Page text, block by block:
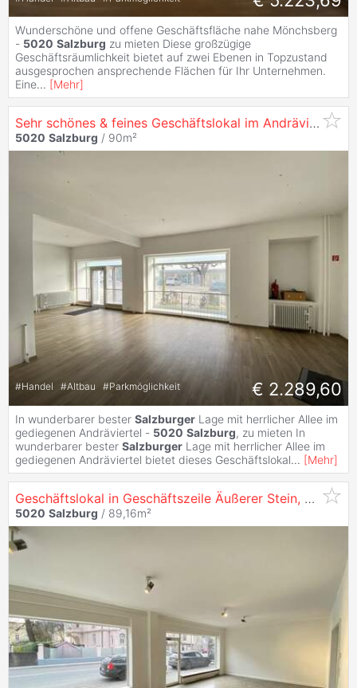
Wunderschöne und offene Geschäftsfläche nahe Mönchsberg
- 5020 Salzburg zu mieten Diese großzügige
Geschäftsräumlichkeit bietet auf zwei Ebenen in Topzustand
ausgesprochen ansprechende Flächen für Ihr Unternehmen.
Eine... [Mehr]
Sehr schönes & feines Geschäftslokal im Andräviertel -
5020 Salzburg / 90m²
#Handel #Altbau #Parkmöglichkeit € 2.289,60
In wunderbarer bester Salzburger Lage mit herrlicher Allee im
gediegenen Andräviertel - 5020 Salzburg, zu mieten In
wunderbarer bester Salzburger Lage mit herrlicher Allee im
gediegenen Andräviertel bietet dieses Geschäftslokal... [Mehr]
Geschäftslokal in Geschäftszeile Äußerer Stein,
5020
5020 Salzburg / 89,16m²